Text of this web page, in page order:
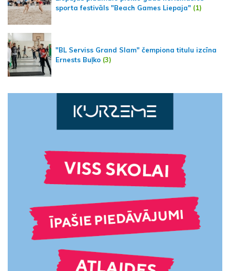
sporta festivāls "Beach Games Liepaja" (1)
"BL Serviss Grand Slam" čempiona titulu izcīna
Ernests Buļko (3)